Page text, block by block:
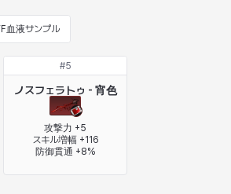
血液サンプル
#5
ノスフェラトゥ - 宵色
攻撃力 +5
スキル増幅 +116
防御貫通 +8%